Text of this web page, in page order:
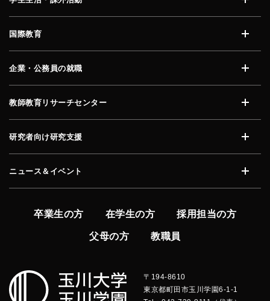
国際教育
企業・公務員の就職
教師教育リサーチセンター
研究者向け研究支援
ニュース＆イベント
卒業生の方 在学生の方 採用担当の方
父母の方 教職員
〒194-8610
東京都町田市玉川学園6-1-1